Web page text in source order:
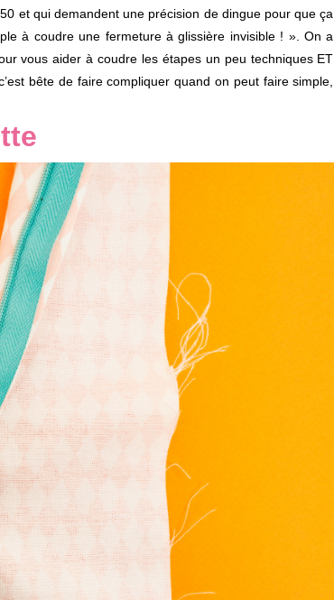
et qui demandent une précision de dingue pour que ça
à coudre une fermeture à glissière invisible ! ». On a
vous aider à coudre les étapes un peu techniques ET
bête de faire compliquer quand on peut faire simple,